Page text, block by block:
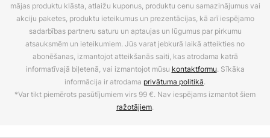
mājas produktu klāsta, atlaižu kuponus, produktu cenu samazinājumus vai
akciju paketes, produktu ieteikumus un prezentācijas, kā arī iespējamo
sadarbības partneru saturu un aptaujas un lūgumus par pirkumu
atsauksmēm un ieteikumiem. Jūs varat jebkurā laikā atteikties no
abonēšanas, izmantojot atteikšanās saiti, kas atrodama katrā
informatīvajā biļetenā, vai izmantojot mūsu kontaktformu. Sīkāka
informācija ir atrodama privātuma politikā.
*Var tikt piemērots pasūtījumiem virs 99 €. Nav iespējams izmantot šiem
ražotājiem.